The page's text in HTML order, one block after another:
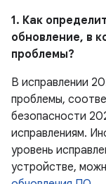
1. Как
обновление, в
проблемы?
В исправлении
проблемы,
безопасности
исправлениям.
уровень
устройстве,